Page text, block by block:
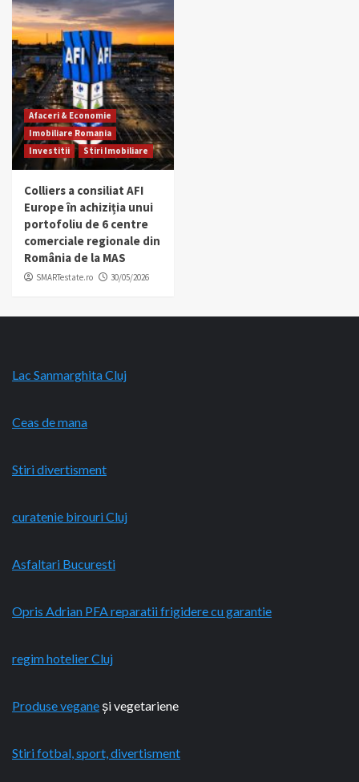
Afaceri & Economie
Imobiliare Romania
Investitii
Stiri Imobiliare
Colliers a consiliat AFI
Europe în achiziția unui
portofoliu de 6 centre
comerciale regionale din
România de la MAS
SMARTestate.ro 30/05/2026
Lac Sanmarghita Cluj
Ceas de mana
Stiri divertisment
curatenie birouri Cluj
Asfaltari Bucuresti
Opris Adrian PFA reparatii frigidere cu garantie
regim hotelier Cluj
Produse vegane și vegetariene
Stiri fotbal, sport, divertisment